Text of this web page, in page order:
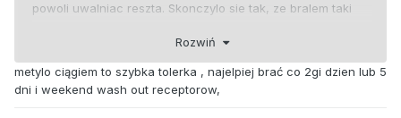
powoli uwalniac reszta. Skonczylo sie tak, ze bralem taki
ogolnie to zaczalem sporo naduzywac metylofenidatu,
mimo ze mialem przepisane az 120 mg. Taka dawka
przestawala kompletnie na mnie dzialac dosc szybko, wiec
bralem seriami - z tydzien na metylo, pozniej jak sie
Rozwiń
metylo ciągiem to szybka tolerka , najelpiej brać co 2gi dzien lub 5
dni i weekend wash out receptorow,